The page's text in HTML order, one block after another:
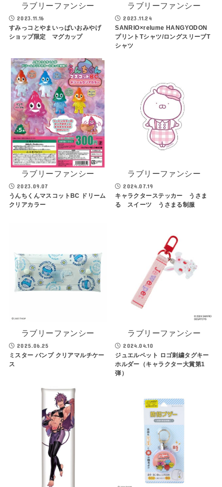
ラブリーファンシー
2023.11.16
すみっコとやまいっぱいおみやげ
ショップ限定 マグカップ
ラブリーファンシー
2023.11.24
SANRIO×relume HANGYODON
プリントTシャツ/ロングスリーブT
シャツ
ラブリーファンシー
2023.09.07
うんちくんマスコットBC ドリーム
クリアカラー
ラブリーファンシー
2024.07.19
キャラクターステッカー うさま
る スイーツ うさまる制服
ラブリーファンシー
2025.06.25
ミスター バンプ クリアマルチケー
ス
ラブリーファンシー
2024.04.10
ジュエルペット ロゴ刺繍タグキー
ホルダー（キャラクター大賞第1
弾）